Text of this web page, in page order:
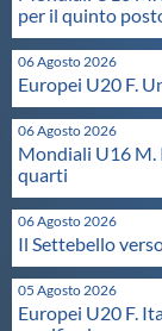
Scuole Nuoto
Propaganda
Centri
Area
per il quinto
06 Agosto 2026
Europei U20 F.
06 Agosto 2026
Mondiali U16 M.
quarti
06 Agosto 2026
Il Settebello
05 Agosto 2026
Europei U20 F.